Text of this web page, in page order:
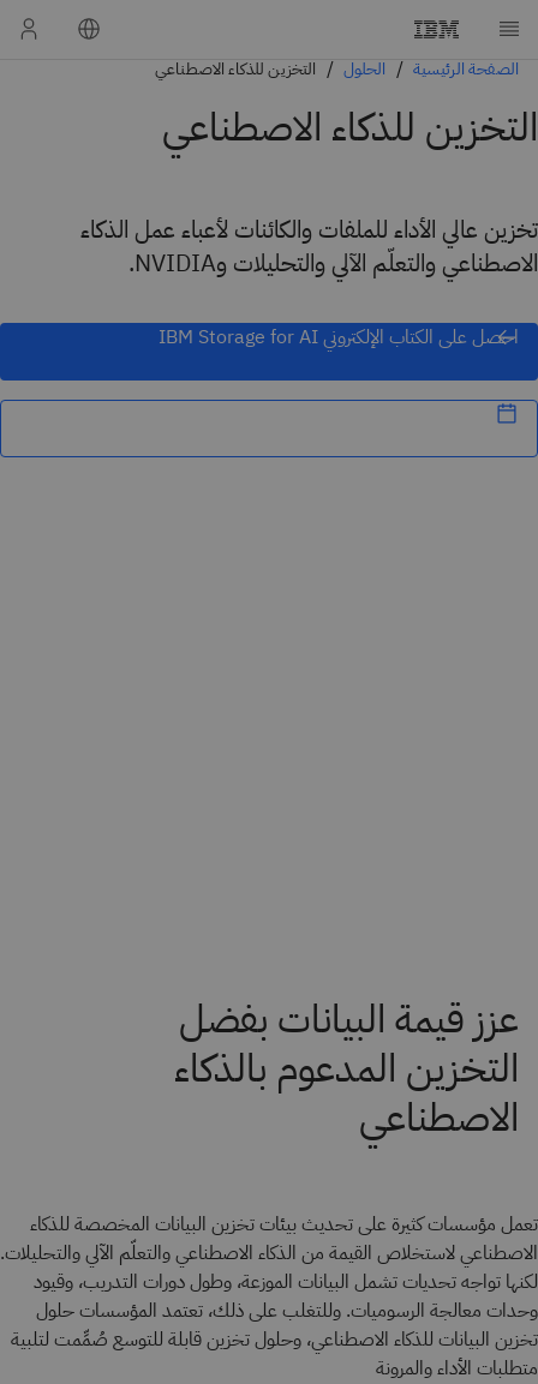
الصفحة الرئيسية الحلول التخزين للذكاء الاصطناعي
التخزين للذكاء الاصطناعي
تخزين عالي الأداء للملفات والكائنات لأعباء عمل الذكاء
الاصطناعي والتعلّم الآلي والتحليلات وNVIDIA.
احصل على الكتاب الإلكتروني IBM Storage for AI
عزز قيمة البيانات بفضل
التخزين المدعوم بالذكاء
الاصطناعي
تعمل مؤسسات كثيرة على تحديث بيئات تخزين البيانات المخصصة للذكاء
الاصطناعي لاستخلاص القيمة من الذكاء الاصطناعي والتعلّم الآلي والتحليلات.
لكنها تواجه تحديات تشمل البيانات الموزعة، وطول دورات التدريب، وقيود
وحدات معالجة الرسوميات. وللتغلب على ذلك، تعتمد المؤسسات حلول
تخزين البيانات للذكاء الاصطناعي، وحلول تخزين قابلة للتوسع صُمِّمت لتلبية
متطلبات الأداء والمرونة